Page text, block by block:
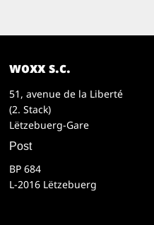
woxx s.c.
51, avenue de la Liberté
(2. Stack)
Lëtzebuerg-Gare
Post
BP 684
L-2016 Lëtzebuerg